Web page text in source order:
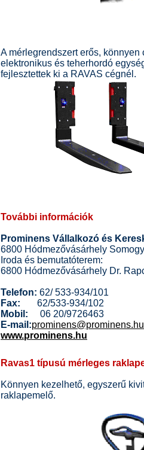
A mérlegrendszert erős,
elektronikus és teherhordó
fejlesztettek ki a RAVAS cégnél.
További információk
Prominens Vállalkozó és
6800 Hódmezővásárhely
Iroda és bemutatóterem:
6800 Hódmezővásárhely Dr.
Telefon: 62/ 533-934/101
Fax: 62/533-934/102
Mobil: 06 20/9726463
E-mail:prominens@prominens.hu
www.prominens.hu
Ravas1 típusú mérleges
Könnyen kezelhető, egyszerű
raklapemelő.